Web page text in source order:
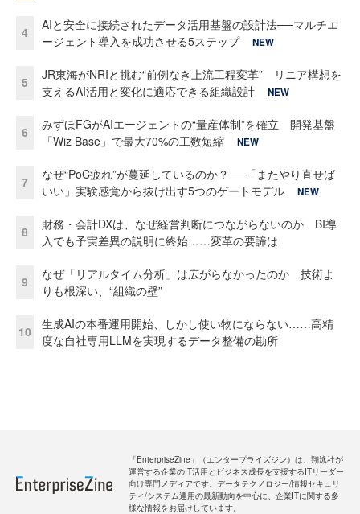
4
AIと安全に接続されたデータ活用基盤の設計法──マルチエ
ージェント導入を成功させる5ステップ
NEW
5
JR東海がNRIと挑む“前例なき上流工程変革” リニア構想を
支えるAI活用と変化に適応できる組織設計
NEW
6
みずほFGがAIエージェントの“量産体制”を確立 開発基盤
「Wiz Base」で最大70%の工数短縮
NEW
7
なぜ“PoC疲れ”が蔓延しているのか？──「またやり直せば
いい」実験感覚から抜け出す5つのゲートモデル
NEW
8
財務・会計DXは、なぜ経営判断につながらないのか BI導
入でも予実差異の説明に終始……変革の要諦は
9
なぜ「リアルタイム分析」は広がらなかったのか 技術よ
りも根深い、“組織の壁”
10
生成AIの本番運用開始、しかし使い物にならない……高精
度な自社専用LLMを実現するデータ整備の勘所
「EnterpriseZine」（エンタープライズジン）は、翔泳社が
運営する企業のIT活用とビジネス成長を支援するITリーダー
向け専門メディアです。データテクノロジー/情報セキュリ
ティ/システム運用の最新動向を中心に、企業ITに関する多
様な情報をお届けしています。